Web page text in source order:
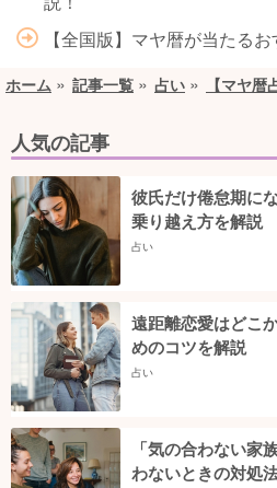
【全国版】マヤ暦が当たる
ホーム 記事一覧 占い 【マヤ
人気の記事
彼氏だけ倦怠期に
乗り越え方を解説
占い
遠距離恋愛はどこ
めのコツを解説
占い
「気の合わない家
わないときの対処